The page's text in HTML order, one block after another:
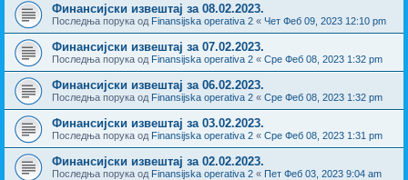
Финансијски извештај за 08.02.2023.
Последња порука од Finansijska operativa 2 « Чет Феб 09, 2023 12:10 pm
Финансијски извештај за 07.02.2023.
Последња порука од Finansijska operativa 2 « Сре Феб 08, 2023 1:32 pm
Финансијски извештај за 06.02.2023.
Последња порука од Finansijska operativa 2 « Сре Феб 08, 2023 1:32 pm
Финансијски извештај за 03.02.2023.
Последња порука од Finansijska operativa 2 « Сре Феб 08, 2023 1:31 pm
Финансијски извештај за 02.02.2023.
Последња порука од Finansijska operativa 2 « Пет Феб 03, 2023 9:04 am